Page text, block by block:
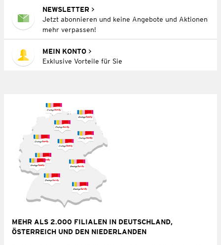
NEWSLETTER
Jetzt abonnieren und keine Angebote und Aktionen
mehr verpassen!
MEIN KONTO
Exklusive Vorteile für Sie
MEHR ALS 2.000 FILIALEN IN DEUTSCHLAND,
ÖSTERREICH UND DEN NIEDERLANDEN